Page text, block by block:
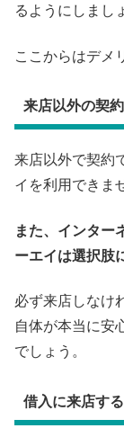
るようにしまし
ここからはデメ
来店以外の契
来店以外で契約
イを利用できま
また、インター
ーエイは選択肢
必ず来店しなけ
自体が本当に安
でしょう。
借入に来店す